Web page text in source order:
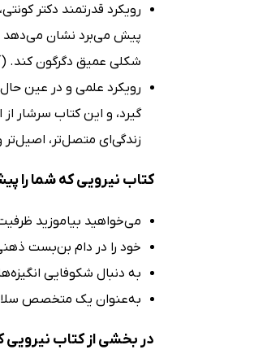
رویکرد قدرتمند دکتر
پیش می‌برد نشان می‌دهد
شکلی عمیق دگرگون کند.
رویکرد علمی و در عین
گیرد، و این کتاب سرشار
زندگی‌ای متصل‌تر،
کتاب نیرویی که شما را
می‌خواهید بیاموزید
خود را در دام بن‌بست
به دنبال شکوفایی
به‌عنوان یک متخصص
در بخشی از کتاب